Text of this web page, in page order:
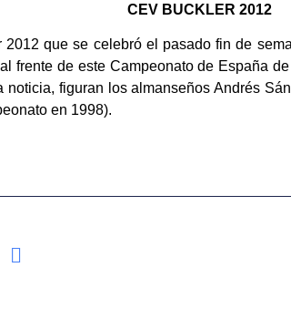
CEV BUCKLER 2012
que se celebró el pasado fin de
frente de este Campeonato de España
figuran los almanseños Andrés
en 1998).